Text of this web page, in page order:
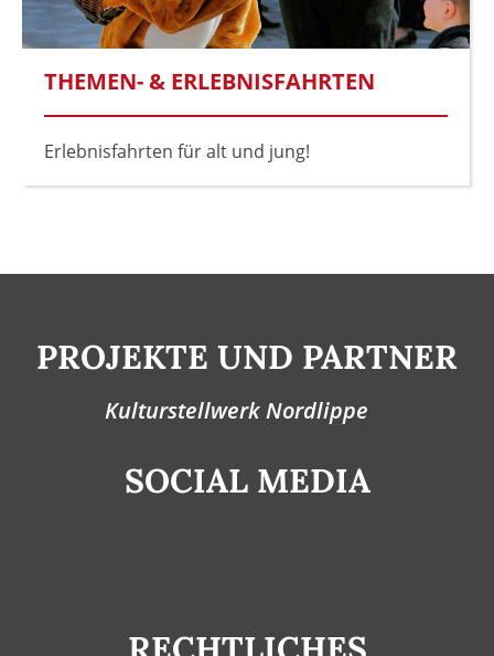
THEMEN- & ERLEBNISFAHRTEN
Erlebnisfahrten für alt und jung!
PROJEKTE UND PARTNER
Kulturstellwerk Nordlippe
SOCIAL MEDIA